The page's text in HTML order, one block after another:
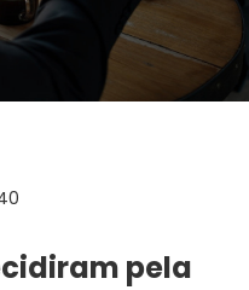
pela